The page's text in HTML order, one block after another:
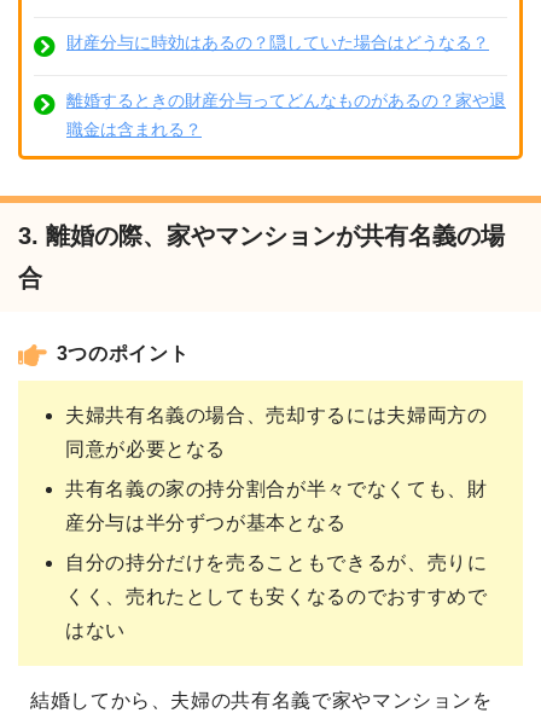
財産分与に時効はあるの？隠していた場合はどうなる？
離婚するときの財産分与ってどんなものがあるの？家や退
職金は含まれる？
3. 離婚の際、家やマンションが共有名義の場
合
3つのポイント
夫婦共有名義の場合、売却するには夫婦両方の
同意が必要となる
共有名義の家の持分割合が半々でなくても、財
産分与は半分ずつが基本となる
自分の持分だけを売ることもできるが、売りに
くく、売れたとしても安くなるのでおすすめで
はない
結婚してから、夫婦の共有名義で家やマンションを